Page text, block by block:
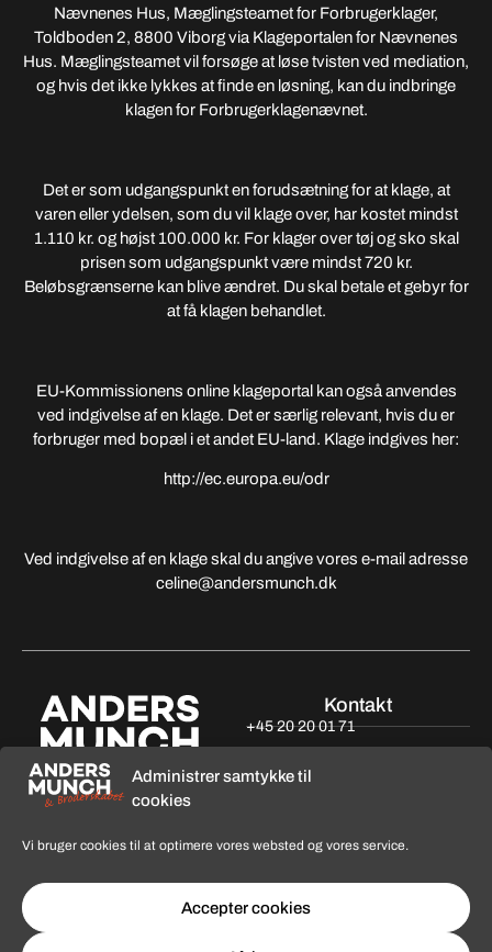
Administrer samtykke til
cookies
Vi bruger cookies til at optimere vores websted og vores service.
Accepter cookies
Nævnenes Hus, Mæglingsteamet for Forbrugerklager,
Toldboden 2, 8800 Viborg via Klageportalen for Nævnenes
Hus. Mæglingsteamet vil forsøge at løse tvisten ved mediation,
og hvis det ikke lykkes at finde en løsning, kan du indbringe
klagen for Forbrugerklagenævnet.
Det er som udgangspunkt en forudsætning for at klage, at
varen eller ydelsen, som du vil klage over, har kostet mindst
1.110 kr. og højst 100.000 kr. For klager over tøj og sko skal
prisen som udgangspunkt være mindst 720 kr.
Beløbsgrænserne kan blive ændret. Du skal betale et gebyr for
at få klagen behandlet.
EU-Kommissionens online klageportal kan også anvendes
ved indgivelse af en klage. Det er særlig relevant, hvis du er
forbruger med bopæl i et andet EU-land. Klage indgives her:
http://ec.europa.eu/odr
Ved indgivelse af en klage skal du angive vores e-mail adresse
celine@andersmunch.dk
© 2026 Anders Munch – Designet af
Auxo.dk
Kontakt
+45 20 20 01 71
Privatlivspolitik
Handelsbetingelser
Kasse